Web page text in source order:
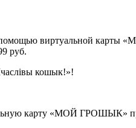
помощью виртуальной
руб.
карту «МОЙ ГРОШЫК»